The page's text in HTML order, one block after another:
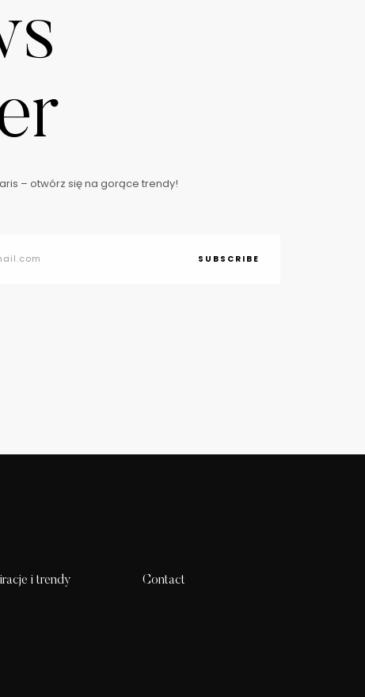
– otwórz się na gorące trendy!
SUBSCRIBE
i trendy Contact